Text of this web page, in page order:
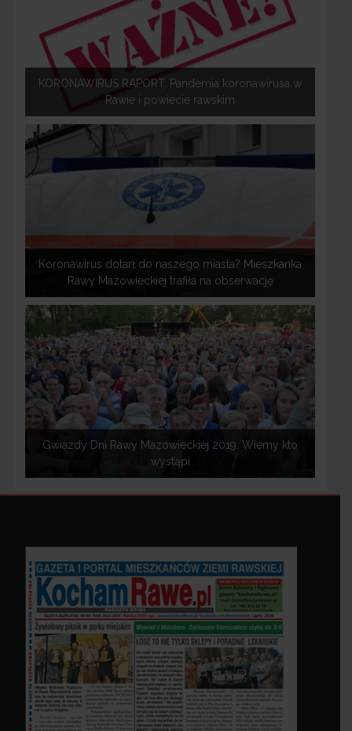
KORONAWIRUS RAPORT: Pandemia koronawirusa w
Rawie i powiecie rawskim
Koronawirus dotarł do naszego miasta? Mieszkanka
Rawy Mazowieckiej trafiła na obserwację
Gwiazdy Dni Rawy Mazowieckiej 2019. Wiemy kto
wystąpi